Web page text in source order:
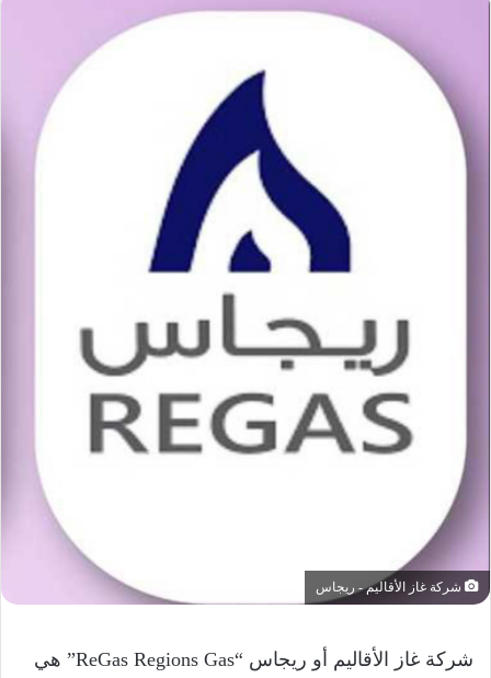
شركة غاز الأقاليم - ريجاس
شركة غاز الأقاليم أو ريجاس “ReGas Regions Gas” هي